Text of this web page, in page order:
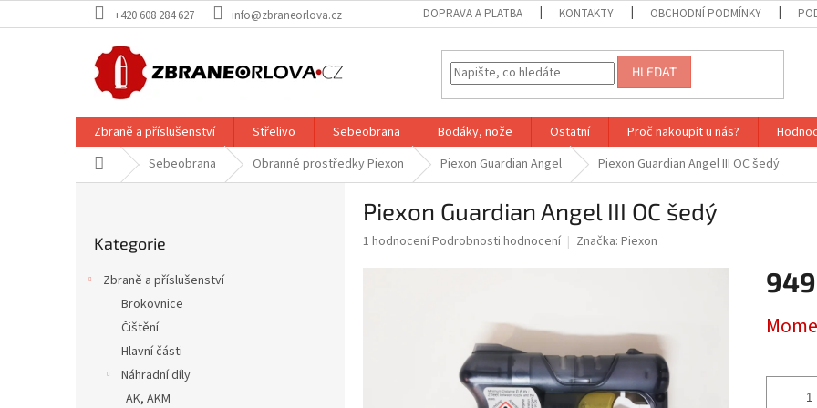
na
+420 608 284 627 info@zbraneorlova.cz DOPRAVA A PLATBA KONTAKTY OBCHODNÍ PODMÍNKY
HLEDAT
Zbraně a příslušenství Střelivo Sebeobrana Bodáky, nože Ostatní Proč nakoupit u nás?
Domů Sebeobrana Obranné prostředky Piexon Piexon Guardian Angel Piexon Guardian Angel III OC šedý
kategorie
Kategorie
Zbraně a příslušenství
Brokovnice
Čištění
Hlavní části
Náhradní díly
AK, AKM
Piexon Guardian Angel III OC šedý
Průměrné
1 hodnoceníPodrobnosti hodnocení Značka: Piexon
cena: